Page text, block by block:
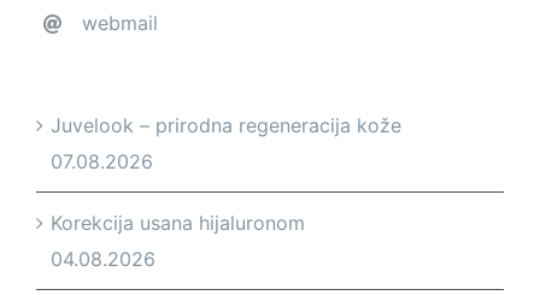
webmail
Juvelook – prirodna regeneracija kože
07.08.2026
Korekcija usana hijaluronom
04.08.2026